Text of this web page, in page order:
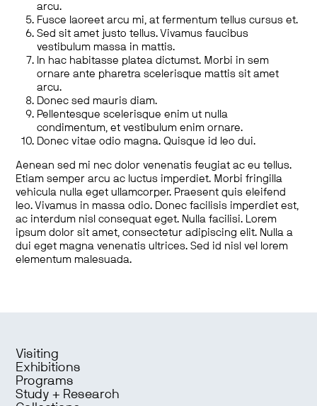
arcu.
Fusce laoreet arcu mi, at fermentum tellus cursus et.
Sed sit amet justo tellus. Vivamus faucibus
vestibulum massa in mattis.
In hac habitasse platea dictumst. Morbi in sem
ornare ante pharetra scelerisque mattis sit amet
arcu.
Donec sed mauris diam.
Pellentesque scelerisque enim ut nulla
condimentum, et vestibulum enim ornare.
Donec vitae odio magna. Quisque id leo dui.
Aenean sed mi nec dolor venenatis feugiat ac eu tellus.
Etiam semper arcu ac luctus imperdiet. Morbi fringilla
vehicula nulla eget ullamcorper. Praesent quis eleifend
leo. Vivamus in massa odio. Donec facilisis imperdiet est,
ac interdum nisl consequat eget. Nulla facilisi. Lorem
ipsum dolor sit amet, consectetur adipiscing elit. Nulla a
dui eget magna venenatis ultrices. Sed id nisl vel lorem
elementum malesuada.
Visiting
Exhibitions
Programs
Study + Research